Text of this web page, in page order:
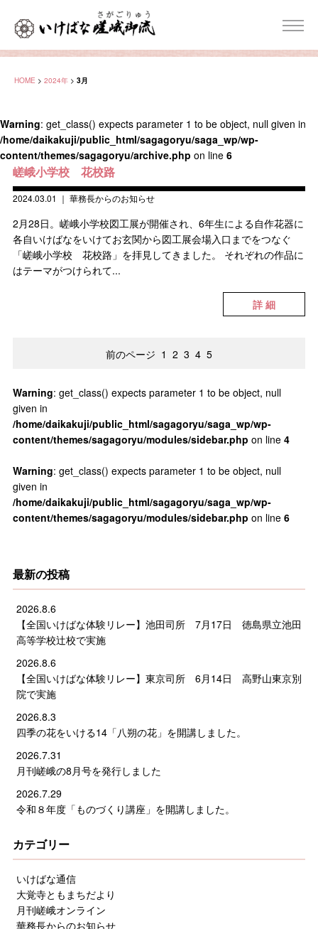
HOME > 2024年 > 3月
Warning: get_class() expects parameter 1 to be object, null given in
/home/daikakuji/public_html/sagagoryu/saga_wp/wp-
content/themes/sagagoryu/archive.php on line 6
嵯峨小学校 花校路
2024.03.01 ｜ 華務長からのお知らせ
2月28日。嵯峨小学校図工展が開催され、6年生による自作花器に
各自いけばなをいけてお玄関から図工展会場入口までをつなぐ
「嵯峨小学校 花校路」を拝見してきました。 それぞれの作品に
はテーマがつけられて...
詳 細
前のページ 1 2 3 4 5
Warning: get_class() expects parameter 1 to be object, null
given in
/home/daikakuji/public_html/sagagoryu/saga_wp/wp-
content/themes/sagagoryu/modules/sidebar.php on line 4
Warning: get_class() expects parameter 1 to be object, null
given in
/home/daikakuji/public_html/sagagoryu/saga_wp/wp-
content/themes/sagagoryu/modules/sidebar.php on line 6
最新の投稿
2026.8.6
【全国いけばな体験リレー】池田司所 7月17日 徳島県立池田
高等学校辻校で実施
2026.8.6
【全国いけばな体験リレー】東京司所 6月14日 高野山東京別
院で実施
2026.8.3
四季の花をいける14「八朔の花」を開講しました。
2026.7.31
月刊嵯峨の8月号を発行しました
2026.7.29
令和８年度「ものづくり講座」を開講しました。
カテゴリー
いけばな通信
大覚寺ともまちだより
月刊嵯峨オンライン
華務長からのお知らせ